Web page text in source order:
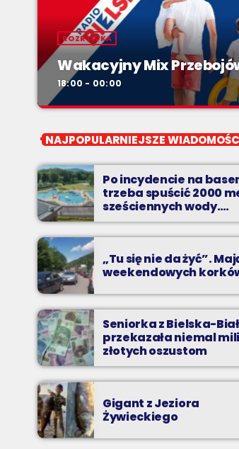
ROZRYWKA
Wakacyjny Mix
18:00 - 00:00
Wakacyjny Mix
to najgorętsze hity lata, muzyczne
perełki, wspomnienia letnich przebojów,
nowości i premiery oraz Wasze
z wakacji!
NAJPOPULARNIEJSZE
Po incydencie na
trzeba spuścić 2000
sześciennych wody.
„Ogromne koszty i
praca”
„Tu się nie da żyć”.
weekendowych
Seniorka z Bielska-
przekazała niemal
złotych oszustom
Gigant z Jeziora
Żywieckiego